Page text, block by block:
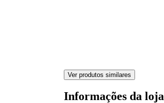
Ver produtos similares
Informações da loja